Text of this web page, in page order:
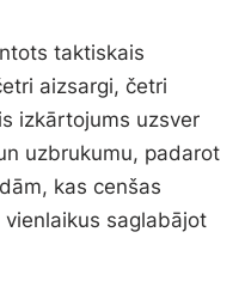
taktiskais
aizsargi, četri
izkārtojums uzsver
uzbrukumu, padarot
kas cenšas
saglabājot